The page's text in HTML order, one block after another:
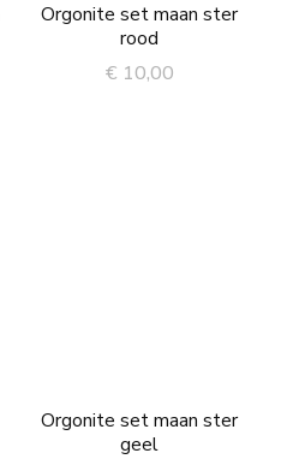
Orgonite set maan ster
rood
€ 10,00
Orgonite set maan ster
geel